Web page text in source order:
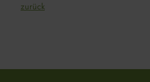
zurück